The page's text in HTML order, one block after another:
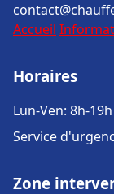
Accueil
Horaires
Lun-Ven: 8h-19h
Service
Zone